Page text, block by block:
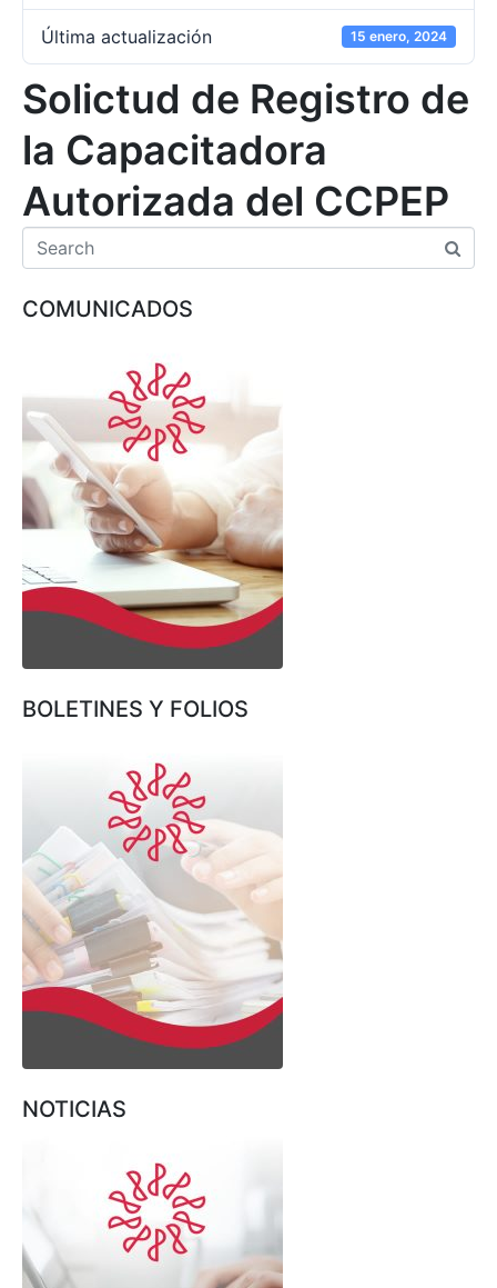
Última actualización 15 enero, 2024
Solictud de Registro de
la Capacitadora
Autorizada del CCPEP
COMUNICADOS
BOLETINES Y FOLIOS
NOTICIAS